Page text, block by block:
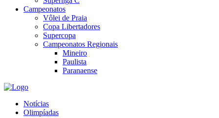
Campeonatos
Vôlei de Praia
Copa Libertadores
Supercopa
Campeonatos Regionais
Mineiro
Paulista
Paranaense
Notícias
Olimpíadas